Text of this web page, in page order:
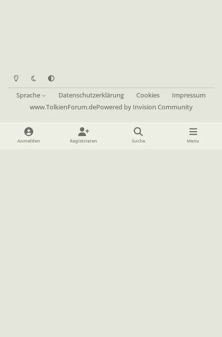
Heller ModusDunkler Modus
Systemeinstellung
Sprache Datenschutzerklärung Cookies
Impressum
www.TolkienForum.dePowered by Invision Community
Anmelden Registrieren Suche Menu